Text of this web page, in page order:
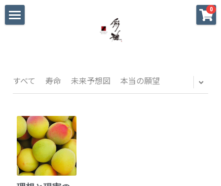
0
大切な方への贈り物
パーティ•おもてなし
私へのご褒美
迷った時のギャラリー
すべて 寿命 未来予想図 本当の願望
×
ストアカテゴリー